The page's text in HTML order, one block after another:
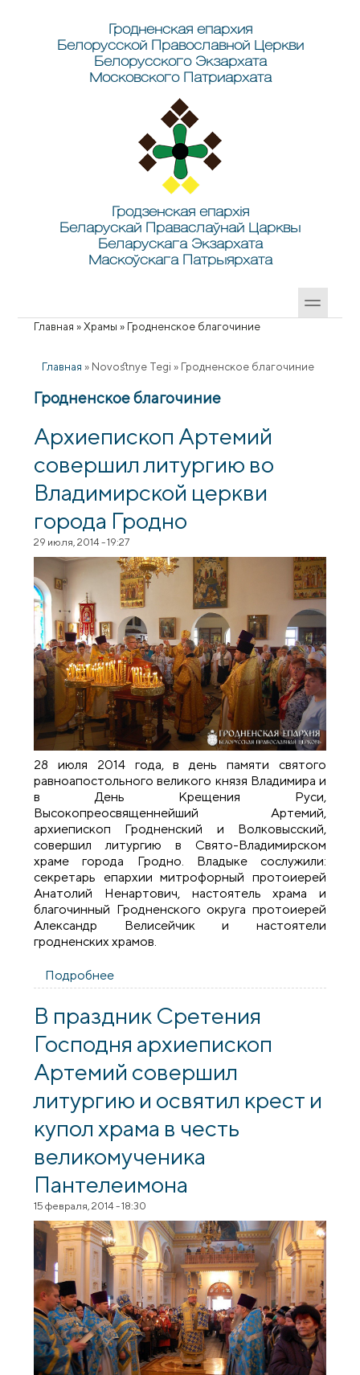
Гродненская епархия
Белорусской Православной Церкви
Белорусского Экзархата
Московского Патриархата
Гродзенская епархія
Беларускай Праваслаўнай Царквы
Беларускага Экзархата
Маскоўскага Патрыярхата
Вы здесь
Главная »Храмы » Гродненское благочиние
Главная » Novostnye Tegi » Гродненское благочиние
Гродненское благочиние
Архиепископ Артемий
совершил литургию во
Владимирской церкви
города Гродно
29 июля, 2014 - 19:27
28 июля 2014 года, в день памяти святого
равноапостольного великого князя Владимира и
в День Крещения Руси,
Высокопреосвященнейший Артемий,
архиепископ Гродненский и Волковысский,
совершил литургию в Свято-Владимирском
храме города Гродно. Владыке сослужили:
секретарь епархии митрофорный протоиерей
Анатолий Ненартович, настоятель храма и
благочинный Гродненского округа протоиерей
Александр Велисейчик и настоятели
гродненских храмов.
Подробнее
литургию во Владимирской церкви
города Гродно
В праздник Сретения
Господня архиепископ
Артемий совершил
литургию и освятил крест и
купол храма в честь
великомученика
Пантелеимона
15 февраля, 2014 - 18:30